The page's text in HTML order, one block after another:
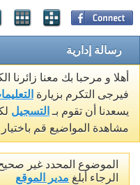
رسالة إدارية
أهلا و مرحبا بك معنا زائرنا
فيرجى التكرم بزيارة
يسعدنا أن تقوم بـ التسجيل
مشاهدة المواضيع قم باختيار
الموضوع المحدد غير
الرجاء أبلغ مدير الموقع